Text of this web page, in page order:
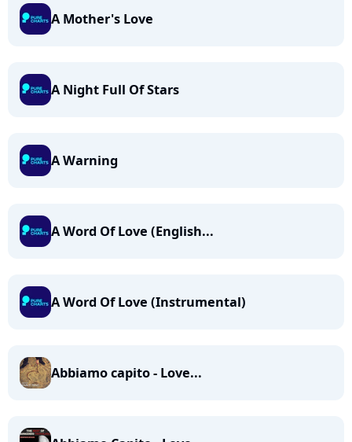
A Mother's Love
A Night Full Of Stars
A Warning
A Word Of Love (English...
A Word Of Love (Instrumental)
Abbiamo capito - Love...